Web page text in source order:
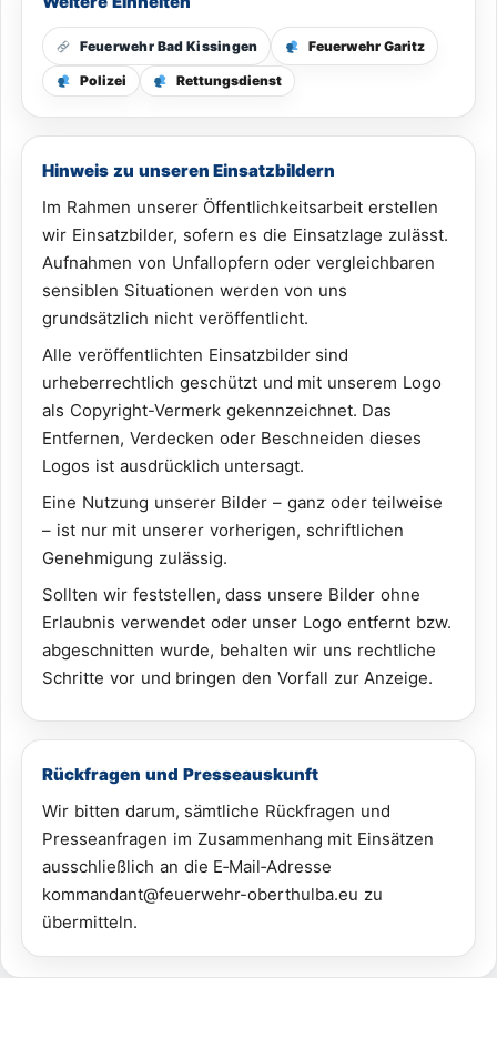
Feuerwehr Bad Kissingen Feuerwehr Garitz
Polizei Rettungsdienst
Hinweis zu unseren Einsatzbildern
Im Rahmen unserer Öffentlichkeitsarbeit erstellen
wir Einsatzbilder, sofern es die Einsatzlage zulässt.
Aufnahmen von Unfallopfern oder vergleichbaren
sensiblen Situationen werden von uns
grundsätzlich nicht veröffentlicht.
Alle veröffentlichten Einsatzbilder sind
urheberrechtlich geschützt und mit unserem Logo
als Copyright-Vermerk gekennzeichnet. Das
Entfernen, Verdecken oder Beschneiden dieses
Logos ist ausdrücklich untersagt.
Eine Nutzung unserer Bilder – ganz oder teilweise
– ist nur mit unserer vorherigen, schriftlichen
Genehmigung zulässig.
Sollten wir feststellen, dass unsere Bilder ohne
Erlaubnis verwendet oder unser Logo entfernt bzw.
abgeschnitten wurde, behalten wir uns rechtliche
Schritte vor und bringen den Vorfall zur Anzeige.
Rückfragen und Presseauskunft
Wir bitten darum, sämtliche Rückfragen und
Presseanfragen im Zusammenhang mit Einsätzen
ausschließlich an die E‑Mail‑Adresse
kommandant@feuerwehr-oberthulba.eu zu
übermitteln.